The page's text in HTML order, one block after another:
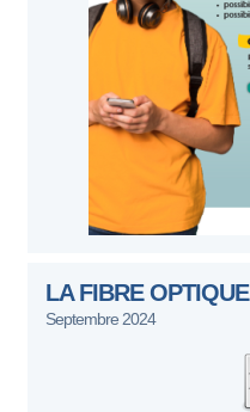
LA FIBRE OPTIQUE
Septembre 2024